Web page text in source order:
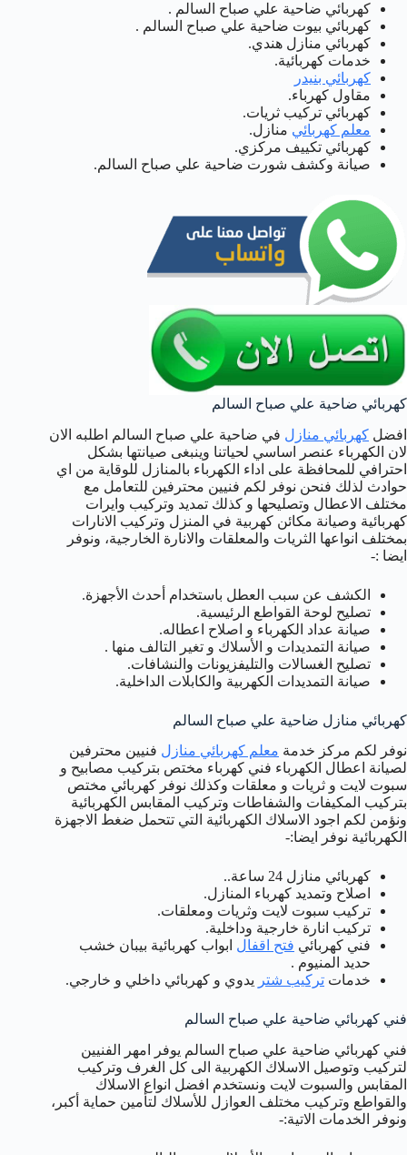
كهربائي ضاحية علي صباح السالم .
كهربائي بيوت ضاحية علي صباح السالم .
كهربائي منازل هندي.
خدمات كهربائية.
كهربائي بنيدر
مقاول كهرباء.
كهربائي تركيب ثريات.
معلم كهربائي منازل.
كهربائي تكييف مركزي.
صيانة وكشف شورت ضاحية علي صباح السالم.
كهربائي ضاحية علي صباح السالم
افضل كهربائي منازل في ضاحية علي صباح السالم اطلبه الان
لان الكهرباء عنصر اساسي لحياتنا وينبغى صيانتها بشكل
احترافي للمحافظة على اداء الكهرباء بالمنازل للوقاية من اي
حوادث لذلك فنحن نوفر لكم فنيين محترفين للتعامل مع
مختلف الاعطال وتصليحها و كذلك تمديد وتركيب وايرات
كهربائية وصيانة مكائن كهربية في المنزل وتركيب الانارات
بمختلف انواعها الثريات والمعلقات والانارة الخارجية، ونوفر
ايضا :-
الكشف عن سبب العطل باستخدام أحدث الأجهزة.
تصليح لوحة القواطع الرئيسية.
صيانة عداد الكهرباء و اصلاح اعطاله.
صيانة التمديدات و الأسلاك و تغير التالف منها .
تصليح الغسالات والتليفزيونات والنشافات.
صيانة التمديدات الكهربية والكابلات الداخلية.
كهربائي منازل ضاحية علي صباح السالم
نوفر لكم مركز خدمة معلم كهربائي منازل فنيين محترفين
لصيانة اعطال الكهرباء فني كهرباء مختص بتركيب مصابيح و
سبوت لايت و ثريات و معلقات وكذلك نوفر كهربائي مختص
بتركيب المكيفات والشفاطات وتركيب المقابس الكهربائية
ونؤمن لكم اجود الاسلاك الكهربائية التي تتحمل ضغط الاجهزة
الكهربائية نوفر ايضا:-
كهربائي منازل 24 ساعة..
اصلاح وتمديد كهرباء المنازل.
تركيب سبوت لايت وثريات ومعلقات.
تركيب انارة خارجية وداخلية.
فني كهربائي فتح اقفال ابواب كهربائية بيبان خشب
حديد المنيوم .
خدمات تركيب شتر يدوي و كهربائي داخلي و خارجي.
فني كهربائي ضاحية علي صباح السالم
فني كهربائي ضاحية علي صباح السالم يوفر امهر الفنيين
لتركيب وتوصيل الاسلاك الكهربية الى كل الغرف وتركيب
المقابس والسبوت لايت ونستخدم افضل انواع الاسلاك
والقواطع وتركيب مختلف العوازل للأسلاك لتأمين حماية أكبر،
ونوفر الخدمات الاتية:-